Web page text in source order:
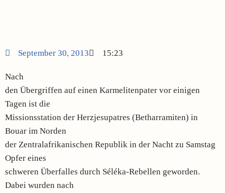
September 30, 2013 15:23
Nach
den Übergriffen auf einen Karmelitenpater vor einigen
Tagen ist die
Missionsstation der Herzjesupatres (Betharramiten) in
Bouar im Norden
der Zentralafrikanischen Republik in der Nacht zu Samstag
Opfer eines
schweren Überfalles durch Séléka-Rebellen geworden.
Dabei wurden nach